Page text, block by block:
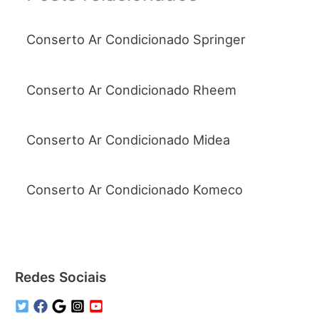
Conserto Ar Condicionado Springer
Conserto Ar Condicionado Rheem
Conserto Ar Condicionado Midea
Conserto Ar Condicionado Komeco
Redes Sociais